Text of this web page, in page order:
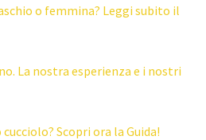
o femmina? Leggi subito il
La nostra esperienza e i nostri
Scopri ora la Guida!